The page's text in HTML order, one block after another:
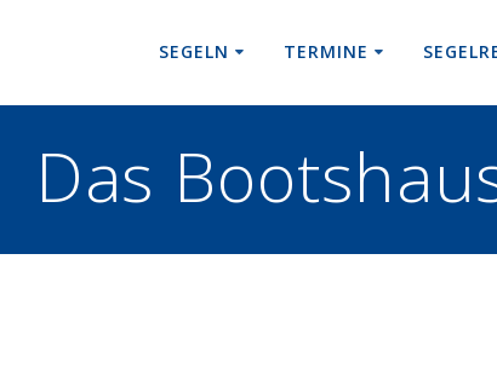
SEGELN TERMINE
Das